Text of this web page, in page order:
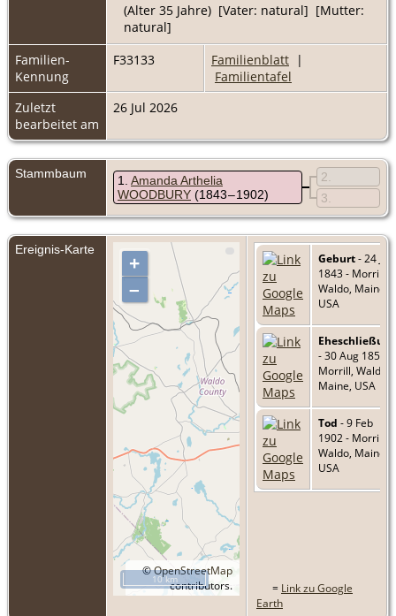
(Alter 35 Jahre) [Vater: natural] [Mutter:
natural]
Familien-
Kennung
F33133 Familienblatt |
Familientafel
Zuletzt
bearbeitet am
26 Jul 2026
Stammbaum 1
Amanda Arthelia
WOODBURY (1843 – 1902)
2
3
Ereignis-Karte
+
–
©OpenStreetMap
contributors.
10 km
Geburt- 24 Jan
1843 - Morrill,
Waldo, Maine,
USA
Eheschließung
- 30 Aug 1858 -
Morrill, Waldo,
Maine, USA
Tod - 9 Feb
1902 - Morrill,
Waldo, Maine,
USA
= Link zu Google
Earth